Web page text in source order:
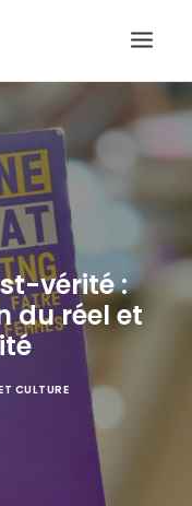
ETAT
vérité :
du réel et
CULTURE